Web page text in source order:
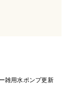
雑用水ポンプ更新